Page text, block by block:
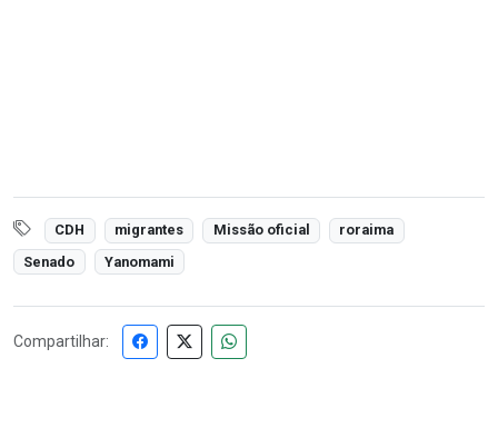
CDH migrantes Missão oficial
roraima
Senado
Yanomami
Compartilhar: